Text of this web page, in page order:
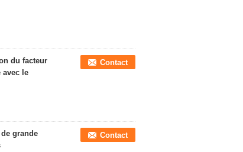
du facteur
avec le
Contact
grande
Contact